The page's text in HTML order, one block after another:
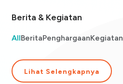
Berita & Kegiatan
AllBeritaPenghargaanKegiatan
Lihat Selengkapnya